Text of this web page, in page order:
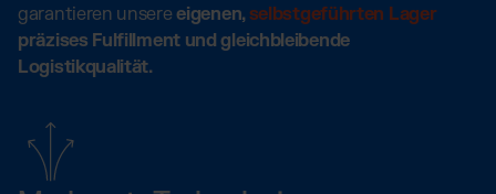
garantieren unsereeigenen,selbstgeführten Lager
präzises Fulfillment und gleichbleibende
Logistikqualität.